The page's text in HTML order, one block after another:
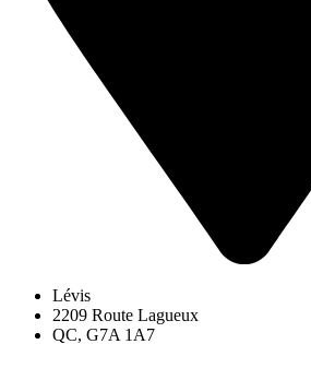
Lévis
2209 Route Lagueux
QC, G7A 1A7